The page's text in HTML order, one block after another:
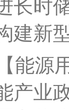
长时
建新
【能源
产业